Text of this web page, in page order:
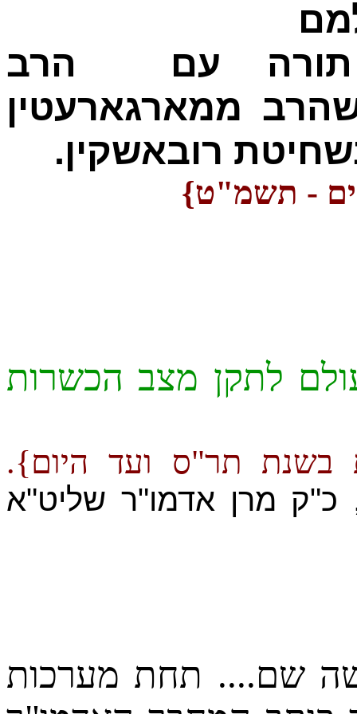
תורה עם הרב
ממארגארעטין
רובאשקין.
לתקן מצב הכשרות
כ"ק מרן אדמו"ר שליט"א
שם.... תחת מערכות